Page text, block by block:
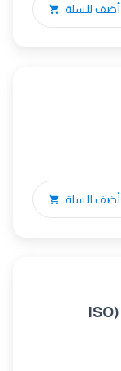
أضف للسلة
أضف للسلة
المجففات للبويات والورنيشات (ISO